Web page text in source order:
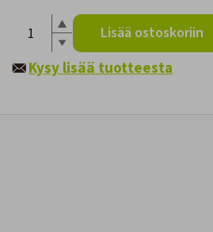
Lisää ostoskoriin
Kysy lisää tuotteesta